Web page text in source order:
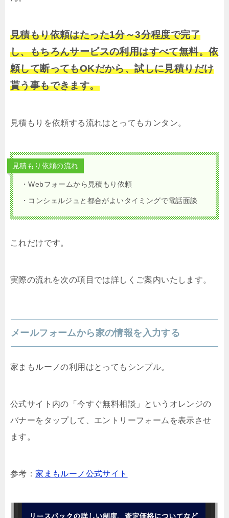
見積もり依頼はたった1分～3分程度で完了
し、もちろんサービスの利用はすべて無料。依
頼して断ってもOKだから、試しに見積りだけ
貰う事もできます。
見積もりを依頼する流れはとってもカンタン。
見積もり依頼の流れ
・Webフォームから見積もり依頼
・コンシェルジュと都合がよいタイミングで電話面談
これだけです。
実際の流れを次の項目では詳しくご案内いたします。
メールフォームから家の情報を入力する
家まもルーノの利用はとってもシンプル。
公式サイト内の「今すぐ無料相談」というオレンジの
バナーをタップして、エントリーフォームを表示させ
ます。
参考：家まもルーノ公式サイト